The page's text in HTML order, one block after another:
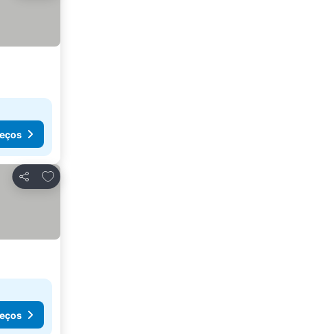
Partilhar
Adicionar aos favoritos